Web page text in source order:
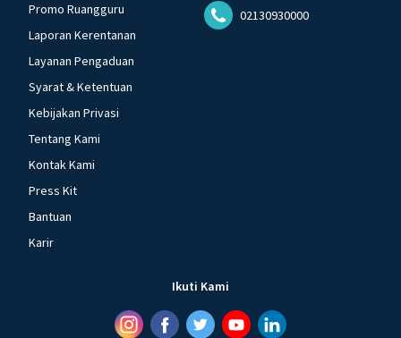
Promo Ruangguru
Laporan Kerentanan
Layanan Pengaduan
Syarat & Ketentuan
Kebijakan Privasi
Tentang Kami
Kontak Kami
Press Kit
Bantuan
Karir
02130930000
Ikuti Kami